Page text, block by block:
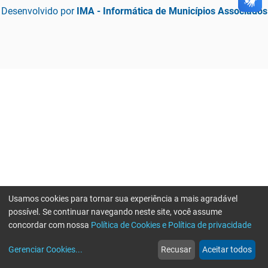
Desenvolvido por IMA - Informática de Municípios Associados
web
Notícias
more_horiz
Mais
Usamos cookies para tornar sua experiência a mais agradável
possível. Se continuar navegando neste site, você assume
concordar com nossa Política de Cookies e Política de privacidade
Gerenciar Cookies... Recusar Aceitar todos